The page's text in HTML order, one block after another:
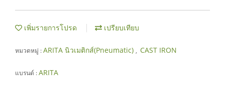
เพิ่มรายการโปรด เปรียบเทียบ
หมวดหมู่ :ARITA นิวเมติกส์(Pneumatic) , CAST IRON
แบรนด์ :ARITA